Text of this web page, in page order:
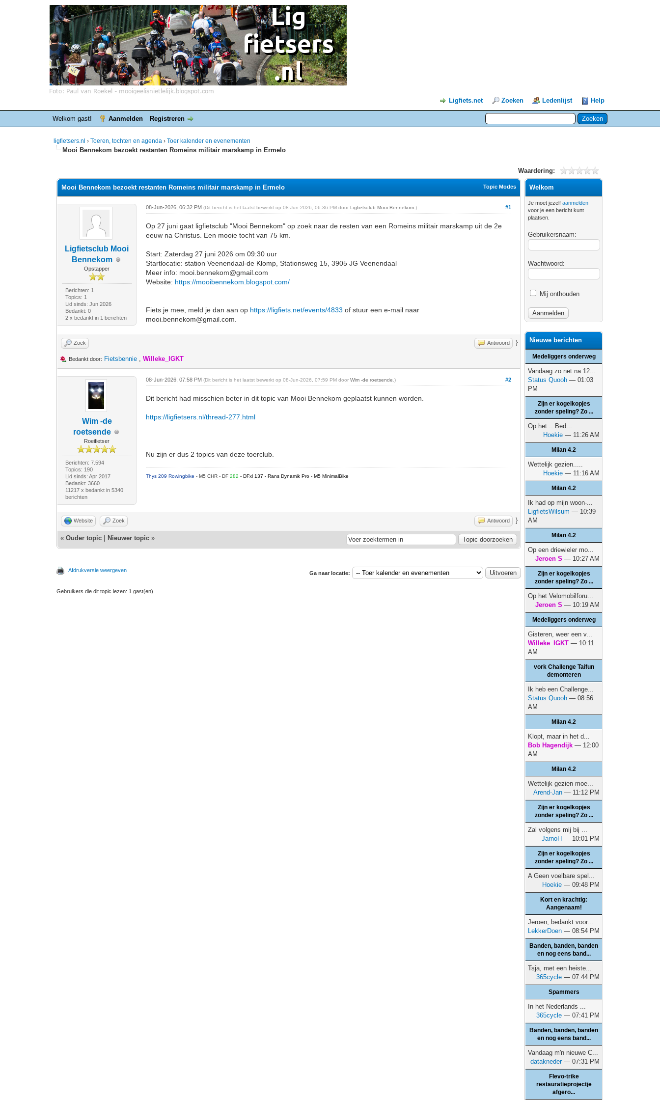
Ligfiets.net Zoeken Ledenlijst Help
Welkom gast! Aanmelden Registreren
ligfietsers.nl ›Toeren, tochten en agenda ›Toer kalender en evenementen
Mooi Bennekom bezoekt restanten Romeins militair marskamp in Ermelo
Waardering:
Topic Modes
Mooi Bennekom bezoekt restanten Romeins militair marskamp in Ermelo
Ligfietsclub Mooi
Bennekom
Opstapper
Berichten: 1
Topics: 1
Lid sinds: Jun 2026
Bedankt: 0
2 x bedankt in 1 berichten
#1
08-Jun-2026, 06:32 PM(Dit bericht is het laatst bewerkt op 08-Jun-2026, 06:36 PM doorLigfietsclub Mooi Bennekom .)
Op 27 juni gaat ligfietsclub "Mooi Bennekom" op zoek naar de resten van een Romeins militair marskamp uit de 2e
eeuw na Christus. Een mooie tocht van 75 km.
Start: Zaterdag 27 juni 2026 om 09:30 uur
Startlocatie: station Veenendaal-de Klomp, Stationsweg 15, 3905 JG Veenendaal
Meer info: mooi.bennekom@gmail.com
Website: https://mooibennekom.blogspot.com/
Fiets je mee, meld je dan aan op https://ligfiets.net/events/4833 of stuur een e-mail naar
mooi.bennekom@gmail.com.
Zoek Antwoord }
Bedankt door: Fietsbennie ,Willeke_IGKT
Wim -de
roetsende
Roeifietser
Berichten: 7.594
Topics: 190
Lid sinds: Apr 2017
Bedankt: 3660
11217 x bedankt in 5340
berichten
#2
08-Jun-2026, 07:58 PM(Dit bericht is het laatst bewerkt op 08-Jun-2026, 07:59 PM doorWim -de roetsende .)
Dit bericht had misschien beter in dit topic van Mooi Bennekom geplaatst kunnen worden.
https://ligfietsers.nl/thread-277.html
Nu zijn er dus 2 topics van deze toerclub.
Thys 209 Rowingbike- M5 CHR - DF282- DFxl 137 - Rans Dynamik Pro - M5 MinimalBike
Website Zoek Antwoord }
«Ouder topic Nieuwer topic »
Afdrukversie weergeven Ga naar locatie:
Gebruikers die dit topic lezen: 1 gast(en)
Welkom
Je moet jezelfaanmelden
voor je een bericht kunt
plaatsen.
Gebruikersnaam:
Wachtwoord:
Mij onthouden
Nieuwe berichten
Medeliggers onderweg
Vandaag zo net na 12...
Status Quooh — 01:03
PM
Zijn er kogelkopjes
zonder speling? Zo ...
Op het .. Bed...
Hoekie — 11:26 AM
Milan 4.2
Wettelijk gezien.....
Hoekie — 11:16 AM
Milan 4.2
Ik had op mijn woon-...
LigfietsWilsum — 10:39
AM
Milan 4.2
Op een driewieler mo...
Jeroen S — 10:27 AM
Zijn er kogelkopjes
zonder speling? Zo ...
Op het Velomobilforu...
Jeroen S — 10:19 AM
Medeliggers onderweg
Gisteren, weer een v...
Willeke_IGKT — 10:11
AM
vork Challenge Taifun
demonteren
Ik heb een Challenge...
Status Quooh — 08:56
AM
Milan 4.2
Klopt, maar in het d...
Bob Hagendijk — 12:00
AM
Milan 4.2
Wettelijk gezien moe...
Arend-Jan — 11:12 PM
Zijn er kogelkopjes
zonder speling? Zo ...
Zal volgens mij bij ...
JarnoH — 10:01 PM
Zijn er kogelkopjes
zonder speling? Zo ...
A Geen voelbare spel...
Hoekie — 09:48 PM
Kort en krachtig:
Aangenaam!
Jeroen, bedankt voor...
LekkerDoen — 08:54 PM
Banden, banden, banden
en nog eens band...
Tsja, met een heiste...
365cycle — 07:44 PM
Spammers
In het Nederlands ...
365cycle — 07:41 PM
Banden, banden, banden
en nog eens band...
Vandaag m'n nieuwe C...
datakneder— 07:31 PM
Flevo-trike
restauratieprojectje
afgero...